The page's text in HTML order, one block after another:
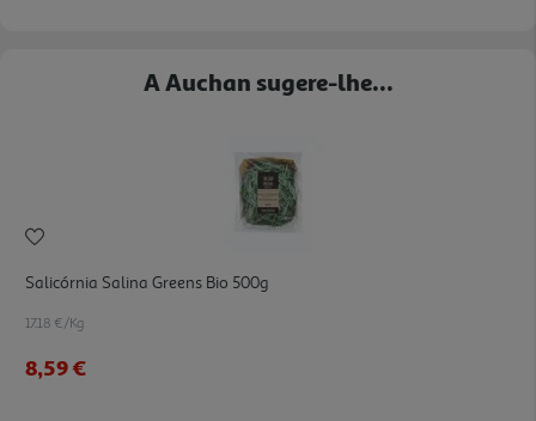
A Auchan sugere-lhe...
Salicórnia Salina Greens Bio 500g
17.18 €/Kg
8,59 €